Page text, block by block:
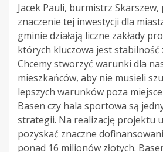
Jacek Pauli, burmistrz
znaczenie tej inwestycji dla
gminie działają liczne zakłady
których kluczowa jest stabilność
Chcemy stworzyć warunki dla
mieszkańców, aby nie musieli
lepszych warunków poza
Basen czy hala sportowa są
strategii. Na realizację projektu
pozyskać znaczne
ponad 16 milionów złotych.